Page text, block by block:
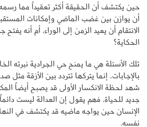
حين يكتشف أن الحقيقة أكثر تعقيداً مما
أن يوازن بين غضب الماضي وإمكانات
الانتقام أن يعيد الزمن إلى الوراء، أم أنه
الحكاية؟
تلك الأسئلة هي ما يمنح حي الجرادية نبرته
بالإجابات، إنما يتركها تتردد بين الأزقة مثل
شهد لحظة الانكسار الأولى قد يصبح أيضاً
جديد للحياة، فهم يقول إن العدالة ليست
الإنسان حين يواجه ماضيه قد يكتشف في
نفسه.